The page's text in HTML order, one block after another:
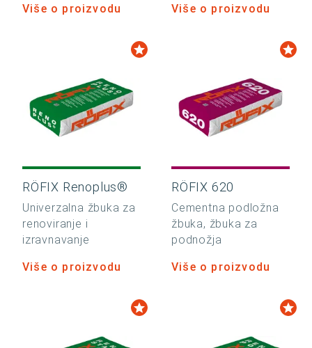
Više o proizvodu Više o proizvodu
RÖFIX Renoplus®
Univerzalna žbuka za
renoviranje i
izravnavanje
Više o proizvodu
RÖFIX 620
Cementna podložna
žbuka, žbuka za
podnožja
Više o proizvodu